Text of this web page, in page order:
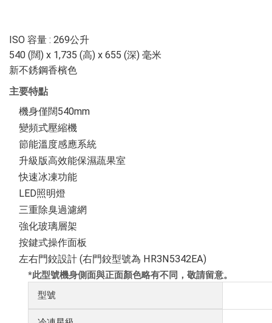
ISO 容量 : 269公升
540 (闊) x 1,735 (高) x 655 (深) 毫米
新不銹鋼香檳色
主要特點
機身僅闊540mm
變頻式壓縮機
節能溫度感應系統
升級版高效能保濕蔬果室
快速冰凍功能
LED照明燈
三重除臭過濾網
強化玻璃層架
按鍵式操作面板
左右門鉸設計 (右門鉸型號為 HR3N5342EA)
*此型號機身側面與正面顏色略有不同，敬請留意。
型號